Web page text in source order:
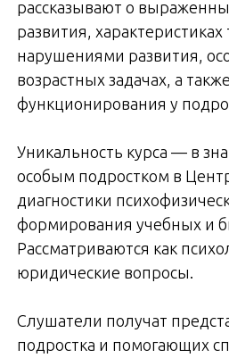
рассказывают о
развития,
нарушениями развития,
возрастных задачах, а
функционирования у
Уникальность курса — в
особым подростком в
диагностики
формирования учебных и
Рассматриваются как
юридические вопросы.
Слушатели получат
подростка и помогающих